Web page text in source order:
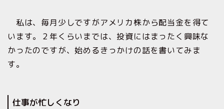
私は、毎月少しですがアメリカ株から配当金を得て
います。２年くらいまでは、投資にはまったく興味な
かったのですが、始めるきっかけの話を書いてみま
す。
仕事が忙しくなり